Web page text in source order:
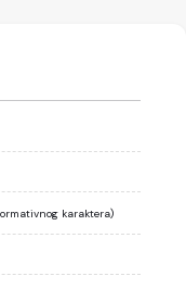
karaktera)